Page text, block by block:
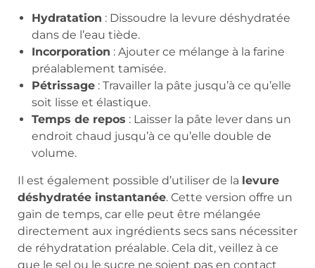
Hydratation : Dissoudre la levure déshydratée
dans de l’eau tiède.
Incorporation : Ajouter ce mélange à la farine
préalablement tamisée.
Pétrissage : Travailler la pâte jusqu’à ce qu’elle
soit lisse et élastique.
Temps de repos : Laisser la pâte lever dans un
endroit chaud jusqu’à ce qu’elle double de
volume.
Il est également possible d’utiliser de la levure
déshydratée instantanée. Cette version offre un
gain de temps, car elle peut être mélangée
directement aux ingrédients secs sans nécessiter
de réhydratation préalable. Cela dit, veillez à ce
que le sel ou le sucre ne soient pas en contact